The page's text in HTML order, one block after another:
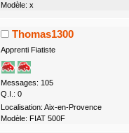
Modèle: x
Thomas1300
Apprenti Fiatiste
Messages: 105
Q.I.: 0
Localisation: Aix-en-Provence
Modèle: FIAT 500F